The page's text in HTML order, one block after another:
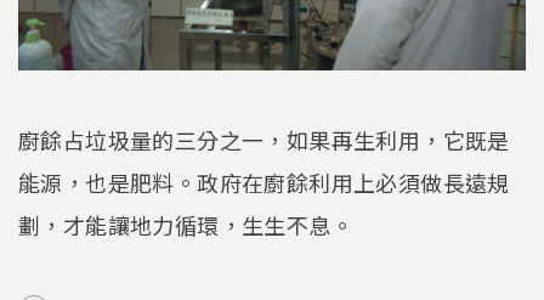
廚餘占垃圾量的三分之一，如果再生利用，它既是
能源，也是肥料。政府在廚餘利用上必須做長遠規
劃，才能讓地力循環，生生不息。